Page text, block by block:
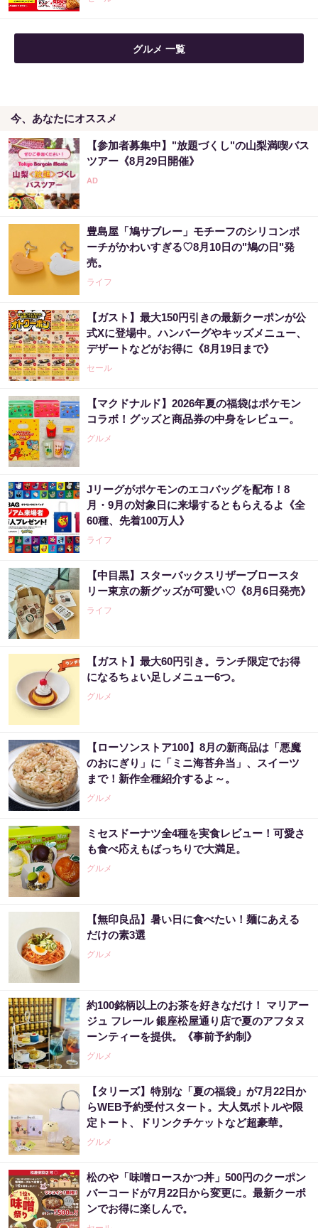
グルメ 一覧
今、あなたにオススメ
【参加者募集中】"放題づくし"の山梨満喫バス
ツアー《8月29日開催》
豊島屋「鳩サブレー」モチーフのシリコンポ
ーチがかわいすぎる♡8月10日の"鳩の日"発
売。
ライフ
【ガスト】最大150円引きの最新クーポンが公
式Xに登場中。ハンバーグやキッズメニュー、
デザートなどがお得に《8月19日まで》
セール
【マクドナルド】2026年夏の福袋はポケモン
コラボ！グッズと商品券の中身をレビュー。
グルメ
Jリーグがポケモンのエコバッグを配布！8
月・9月の対象日に来場するともらえるよ《全
60種、先着100万人》
ライフ
【中目黒】スターバックスリザーブロースタ
リー東京の新グッズが可愛い♡《8月6日発売》
ライフ
【ガスト】最大60円引き。ランチ限定でお得
になるちょい足しメニュー6つ。
グルメ
【ローソンストア100】8月の新商品は「悪魔
のおにぎり」に「ミニ海苔弁当」、スイーツ
まで！新作全種紹介するよ～。
グルメ
ミセスドーナツ全4種を実食レビュー！可愛さ
も食べ応えもばっちりで大満足。
グルメ
【無印良品】暑い日に食べたい！麺にあえる
だけの素3選
グルメ
約100銘柄以上のお茶を好きなだけ！ マリアー
ジュ フレール 銀座松屋通り店で夏のアフタヌ
ーンティーを提供。《事前予約制》
グルメ
【タリーズ】特別な「夏の福袋」が7月22日か
らWEB予約受付スタート。大人気ボトルや限
定トート、ドリンクチケットなど超豪華。
グルメ
松のや「味噌ロースかつ丼」500円のクーポン
バーコードが7月22日から変更に。最新クーポ
ンでお得に楽しんで。